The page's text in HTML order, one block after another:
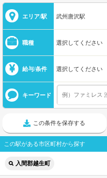
エリア/駅 武州唐沢駅
職種 選択してください
給与/条件 選択してください
キーワード
この条件を保存する
この駅がある市区町村から探す
入間郡越生町